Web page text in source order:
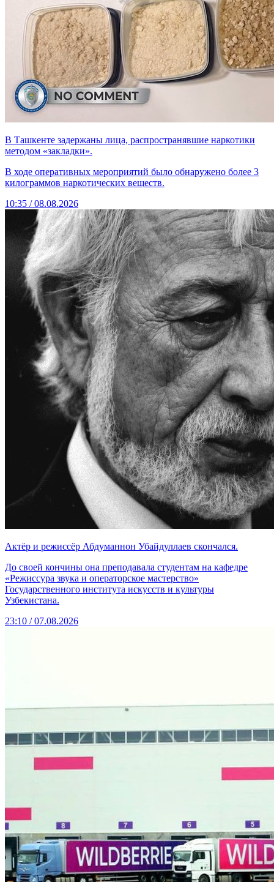
В Ташкенте задержаны лица, распространявшие наркотики
методом «закладки».
В ходе оперативных мероприятий было обнаружено более 3
килограммов наркотических веществ.
10:35 / 08.08.2026
Актёр и режиссёр Абдуманнон Убайдуллаев скончался.
До своей кончины она преподавала студентам на кафедре
«Режиссура звука и операторское мастерство»
Государственного института искусств и культуры
Узбекистана.
23:10 / 07.08.2026